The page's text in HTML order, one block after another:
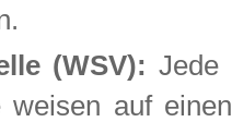
(WSV): Jede
weisen auf